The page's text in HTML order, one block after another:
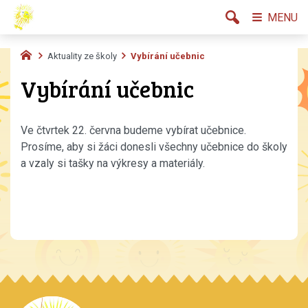
Aktuality ze školy Vybírání učebnic
Vybírání učebnic
Ve čtvrtek 22. června budeme vybírat učebnice.
Prosíme, aby si žáci donesli všechny učebnice do školy
a vzaly si tašky na výkresy a materiály.
MENU